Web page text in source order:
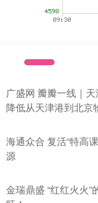
广盛网 瓣瓣一线｜
降低从天津港到北京
海通众合 复活“特高
源
金瑞鼎盛 “红红火火